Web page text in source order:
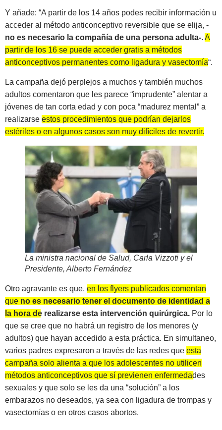
Y añade: “A partir de los 14 años podes recibir información u
acceder al método anticonceptivo reversible que se elija, -
no es necesario la compañía de una persona adulta-. A
partir de los 16 se puede acceder gratis a métodos
anticonceptivos permanentes como ligadura y vasectomía“.
La campaña dejó perplejos a muchos y también muchos
adultos comentaron que les parece “imprudente” alentar a
jóvenes de tan corta edad y con poca “madurez mental” a
realizarse estos procedimientos que podrían dejarlos
estériles o en algunos casos son muy difíciles de revertir.
La ministra nacional de Salud, Carla Vizzoti y el
Presidente, Alberto Fernández
Otro agravante es que, en los flyers publicados comentan
que no es necesario tener el documento de identidad a
la hora de realizarse esta intervención quirúrgica. Por lo
que se cree que no habrá un registro de los menores (y
adultos) que hayan accedido a esta práctica. En simultaneo,
varios padres expresaron a través de las redes que esta
campaña solo alienta a que los adolescentes no utilicen
métodos anticonceptivos que sí previenen enfermedades
sexuales y que solo se les da una “solución” a los
embarazos no deseados, ya sea con ligadura de trompas y
vasectomías o en otros casos abortos.